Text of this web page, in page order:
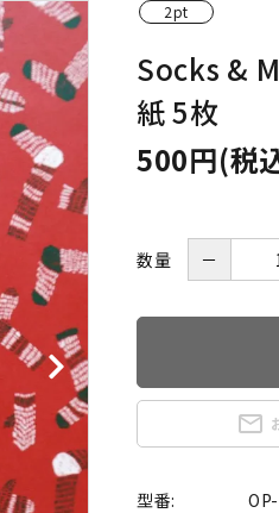
の包装紙(CAGWA paper)
サ
スのモダン包装紙
ペーパーブランド ラ
2pt
Socks &
紙 5枚
500円(税
数量 －
mail_outline
型番: